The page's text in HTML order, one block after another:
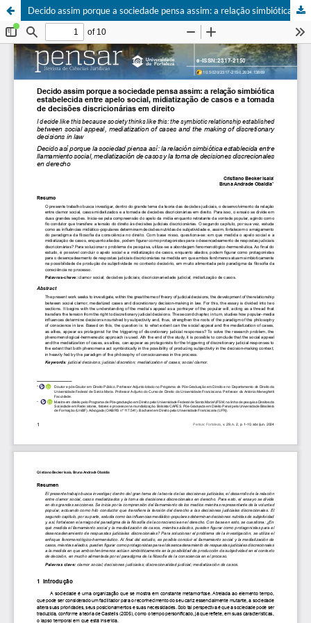
Decido assim porque a sociedade pensa assim: a relação simbiótica estabelecida entre apelo social, midiatização de casos e a tomada de decisões discricionárias em Direito